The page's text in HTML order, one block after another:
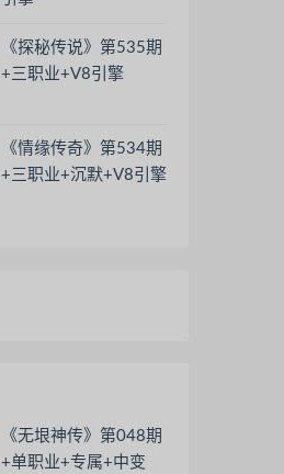
《探秘传说》第535期
+三职业+V8引擎
《情缘传奇》第534期
+三职业+沉默+V8引擎
《无垠神传》第048期
+单职业+专属+中变